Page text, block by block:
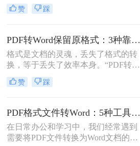
注电脑办公软件测评多年的博
主，“电脑怎么将pdf转换成word免
背后，是无数职场人和内容创作者面
对合同、报告、文献时，渴望高效提
取、编辑信息的真切需求。
赞 踩
PDF转Word保留原格式：3种靠谱方法的关键参数配置！
格式是文档的灵魂，丢失了格式的转
换，等于丢失了效率本身。“PDF转完
Word，排版全乱了，还不如自己重打
一遍！”这是小编在后台收到最多的
域多年的测评博主，我深知一份格式
错乱、需要手动调整数小时的Word文
档，对职场人来说是多么糟糕的体
验。那么pdf转word如何保留原格式
赞 踩
PDF格式文件转Word：5种工具按文件来源和用途对照选择！
在日常办公和学习中，我们经常遇到
需要将PDF文件转换为Word文档的需